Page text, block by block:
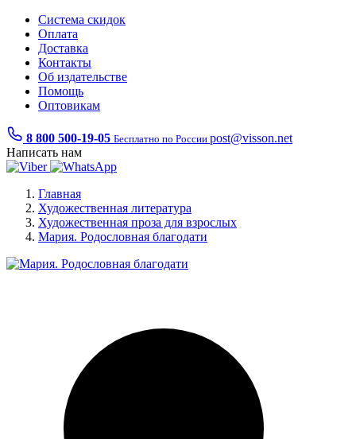
Система скидок
Оплата
Доставка
Контакты
Об издательстве
Помощь
Оптовикам
8 800 500-19-05 Бесплатно по России post@visson.net
Написать нам
Главная
Художественная литература
Художественная проза для взрослых
Мария. Родословная благодати